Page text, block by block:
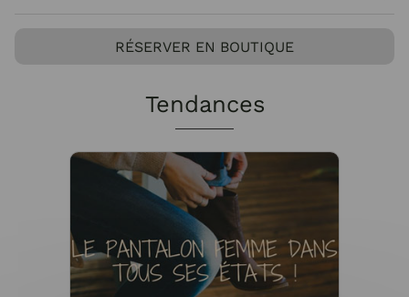
RÉSERVER EN BOUTIQUE
Tendances